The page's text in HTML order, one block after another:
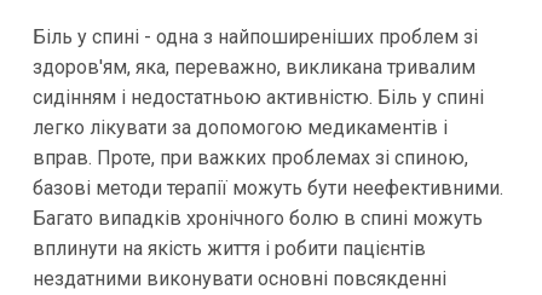
Біль у спині - одна з найпоширеніших проблем зі
здоров'ям, яка, переважно, викликана тривалим
сидінням і недостатньою активністю. Біль у спині
легко лікувати за допомогою медикаментів і
вправ. Проте, при важких проблемах зі спиною,
базові методи терапії можуть бути неефективними.
Багато випадків хронічного болю в спині можуть
вплинути на якість життя і робити пацієнтів
нездатними виконувати основні повсякденні